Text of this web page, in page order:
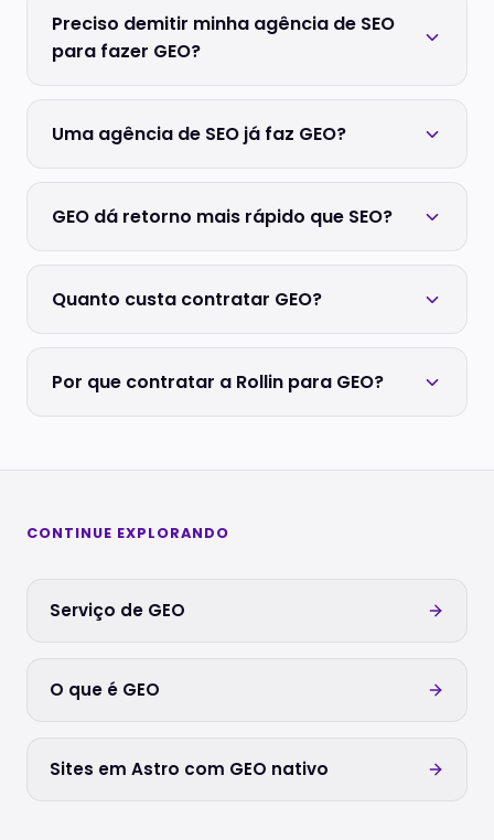
Preciso demitir minha agência de SEO
para fazer GEO?
Uma agência de SEO já faz GEO?
GEO dá retorno mais rápido que SEO?
Quanto custa contratar GEO?
Por que contratar a Rollin para GEO?
CONTINUE EXPLORANDO
Serviço de GEO
O que é GEO
Sites em Astro com GEO nativo